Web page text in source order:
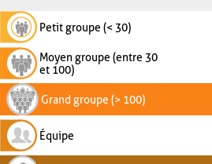
Petit groupe (< 30)
Moyen groupe (entre 30
et 100)
Grand groupe (> 100)
Équipe